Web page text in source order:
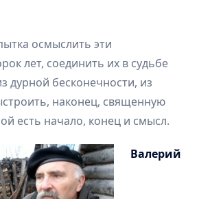
осмыслить эти
лет, соединить их в судьбе
дурной бесконечности, из
наконец, священную
есть начало, конец и смысл.
Валерий